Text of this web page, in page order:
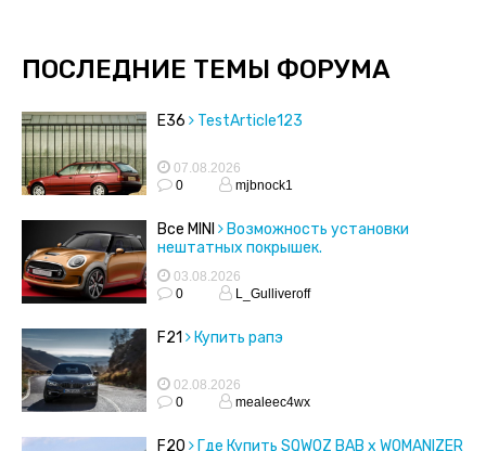
ПОСЛЕДНИЕ ТЕМЫ ФОРУМА
E36 TestArticle123
07.08.2026
0
mjbnock1
Все MINI
Возможность установки
нештатных покрышек.
03.08.2026
0
L_Gulliveroff
F21 Купить рапэ
02.08.2026
0
mealeec4wx
F20 Где Купить SQWOZ BAB x WOMANIZER